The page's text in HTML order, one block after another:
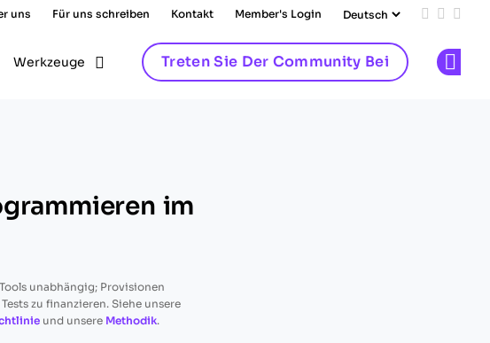
uns Für uns schreiben Kontakt Member's Login Add us
Follow
Werkzeuge Treten Sie Der Community Bei
im
unabhängig; Provisionen
zu finanzieren. Siehe unsere
und unsere Methodik.